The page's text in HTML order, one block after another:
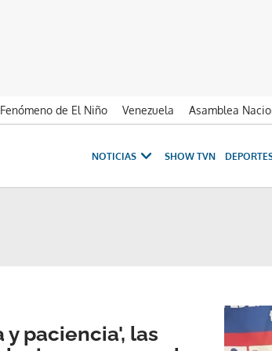
Fenómeno de El Niño Venezuela Asamblea
NOTICIAS SHOW TVN
paciencia', las